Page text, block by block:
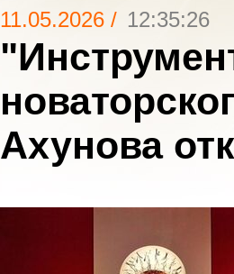
11.05.2026 / 12:35:26
Ахунова